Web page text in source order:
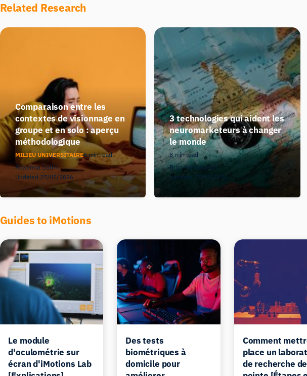
Related Research
Comparaison entre les
contextes de visionnage en
groupe et en solo : aperçu
méthodologique
MILIEU UNIVERSITAIRE6 min read
Roxanna Salim
Updated 27/05/2026
3 technologies qui aident les
neuromarketeurs à changer
le monde
8 min read
Bryn Farnsworth
Updated 27/05/2026
Guides to iMotions
Le module
d'oculométrie sur
écran d'iMotions Lab
Des tests
biométriques à
domicile pour
Comment
place un
de recherche de